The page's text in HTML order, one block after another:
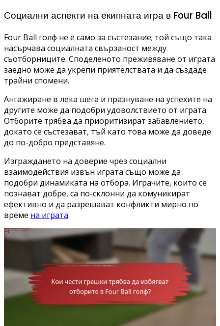
Социални аспекти на екипната игра в Four Ball
Four Ball голф не е само за състезание; той също така
насърчава социалната свързаност между
съотборниците. Споделеното преживяване от играта
заедно може да укрепи приятелствата и да създаде
трайни спомени.
Ангажиране в лека шега и празнуване на успехите на
другите може да подобри удоволствието от играта.
Отборите трябва да приоритизират забавлението,
докато се състезават, тъй като това може да доведе
до по-добро представяне.
Изграждането на доверие чрез социални
взаимодействия извън играта също може да
подобри динамиката на отбора. Играчите, които се
познават добре, са по-склонни да комуникират
ефективно и да разрешават конфликти мирно по
време на играта.